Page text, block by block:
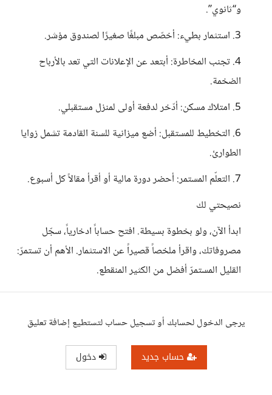
و“ثانوي”.
3. استثمار بطيء: أخصّص مبلغًا صغيرًا لصندوق مؤشر.
4. تجنب المخاطرة: أبتعد عن الإعلانات التي تعد بالأرباح
الضخمة.
5. امتلاك مسكن: أدّخر لدفعة أولى لمنزل مستقبلي.
6. التخطيط للمستقبل: أضع ميزانية للسنة القادمة تشمل زوايا
الطوارئ.
7. التعلّم المستمر: أحضر دورة مالية أو أقرأ مقالاً كل أسبوع.
نصيحتي لك
ابدأ الآن، ولو بخطوة بسيطة. افتح حساباً ادخارياً، سجّل
مصروفاتك، واقرأ ملخصاً قصيراً عن الاستثمار. الأهم أن تستمرّ:
القليل المستمرّ أفضل من الكثير المنقطع.
يرجى الدخول لحسابك أو تسجيل حساب لتستطيع إضافة تعليق
حساب جديد دخول